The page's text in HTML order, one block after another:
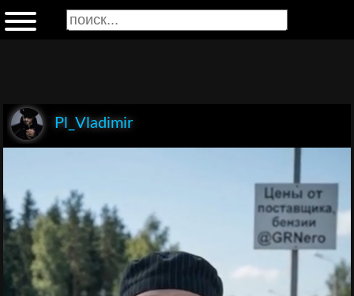
Pl_Vladimir